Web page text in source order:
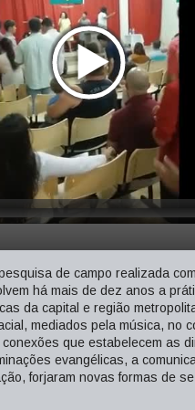
de campo realizada
há mais de dez anos a
da capital e região
mediados pela música, no
que estabelecem as
evangélicas, a
forjaram novas formas de